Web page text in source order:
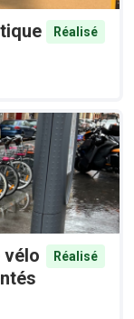
Réalisé
vélo
Réalisé